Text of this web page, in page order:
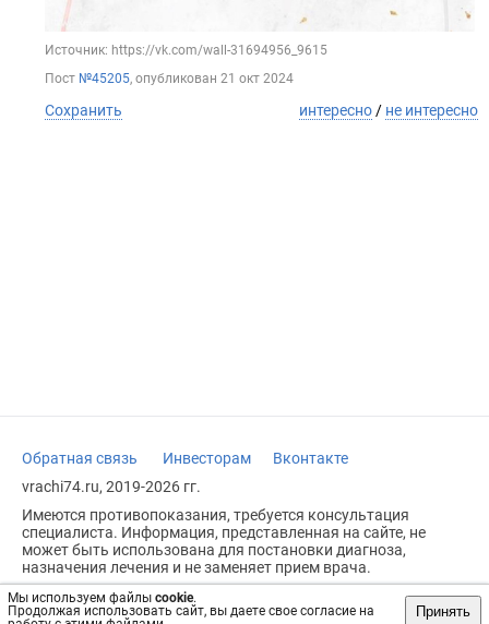
Мы используем файлы cookie.
Продолжая использовать сайт, вы даете свое согласие на
Принять
Источник: https://vk.com/wall-31694956_9615
Пост №45205, опубликован 21 окт 2024
Сохранить интересно / не интересно
Обратная связь Инвесторам
Вконтакте
vrachi74.ru, 2019-2026 гг.
Имеются противопоказания, требуется консультация
специалиста. Информация, представленная на сайте, не
может быть использована для постановки диагноза,
назначения лечения и не заменяет прием врача.
Возрастное ограничение: 18+